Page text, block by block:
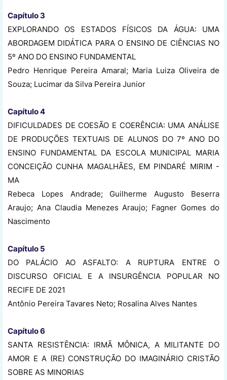
Capítulo 3
EXPLORANDO OS ESTADOS FÍSICOS DA ÁGUA: UMA
ABORDAGEM DIDÁTICA PARA O ENSINO DE CIÊNCIAS NO
5º ANO DO ENSINO FUNDAMENTAL
Pedro Henrique Pereira Amaral; Maria Luiza Oliveira de
Souza; Lucimar da Silva Pereira Junior
Capítulo 4
DIFICULDADES DE COESÃO E COERÊNCIA: UMA ANÁLISE
DE PRODUÇÕES TEXTUAIS DE ALUNOS DO 7º ANO DO
ENSINO FUNDAMENTAL DA ESCOLA MUNICIPAL MARIA
CONCEIÇÃO CUNHA MAGALHÃES, EM PINDARÉ MIRIM -
MA
Rebeca Lopes Andrade; Guilherme Augusto Beserra
Araujo; Ana Claudia Menezes Araujo; Fagner Gomes do
Nascimento
Capítulo 5
DO PALÁCIO AO ASFALTO: A RUPTURA ENTRE O
DISCURSO OFICIAL E A INSURGÊNCIA POPULAR NO
RECIFE DE 2021
Antônio Pereira Tavares Neto; Rosalina Alves Nantes
Capítulo 6
SANTA RESISTÊNCIA: IRMÃ MÔNICA, A MILITANTE DO
AMOR E A (RE) CONSTRUÇÃO DO IMAGINÁRIO CRISTÃO
SOBRE AS MINORIAS